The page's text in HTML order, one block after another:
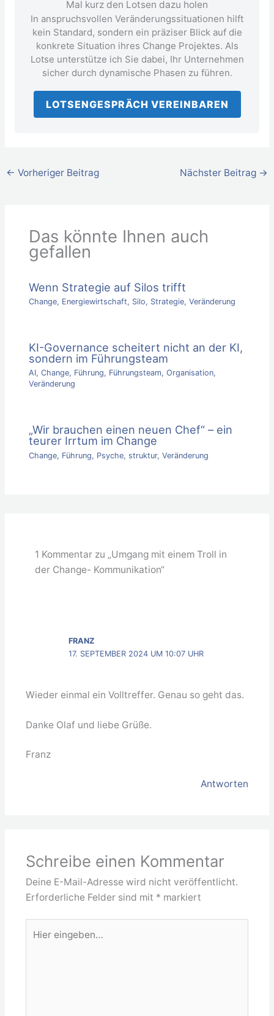
Mal kurz den Lotsen dazu holen
In anspruchsvollen Veränderungssituationen hilft
kein Standard, sondern ein präziser Blick auf die
konkrete Situation ihres Change Projektes. Als
Lotse unterstütze ich Sie dabei, Ihr Unternehmen
sicher durch dynamische Phasen zu führen.
LOTSENGESPRÄCH VEREINBAREN
← Vorheriger Beitrag Nächster Beitrag →
Das könnte Ihnen auch
gefallen
Wenn Strategie auf Silos trifft
Change, Energiewirtschaft, Silo, Strategie,Veränderung
KI-Governance scheitert nicht an der KI,
sondern im Führungsteam
AI,Change, Führung, Führungsteam,Organisation,
Veränderung
„Wir brauchen einen neuen Chef“ – ein
teurer Irrtum im Change
Change, Führung, Psyche,struktur,Veränderung
1 Kommentar zu „Umgang mit einem Troll in
der Change- Kommunikation“
FRANZ
17. SEPTEMBER 2024 UM 10:07 UHR
Wieder einmal ein Volltreffer. Genau so geht das.
Danke Olaf und liebe Grüße.
Franz
Antworten
Schreibe einen Kommentar
Deine E-Mail-Adresse wird nicht veröffentlicht.
Erforderliche Felder sind mit * markiert
eingeben…